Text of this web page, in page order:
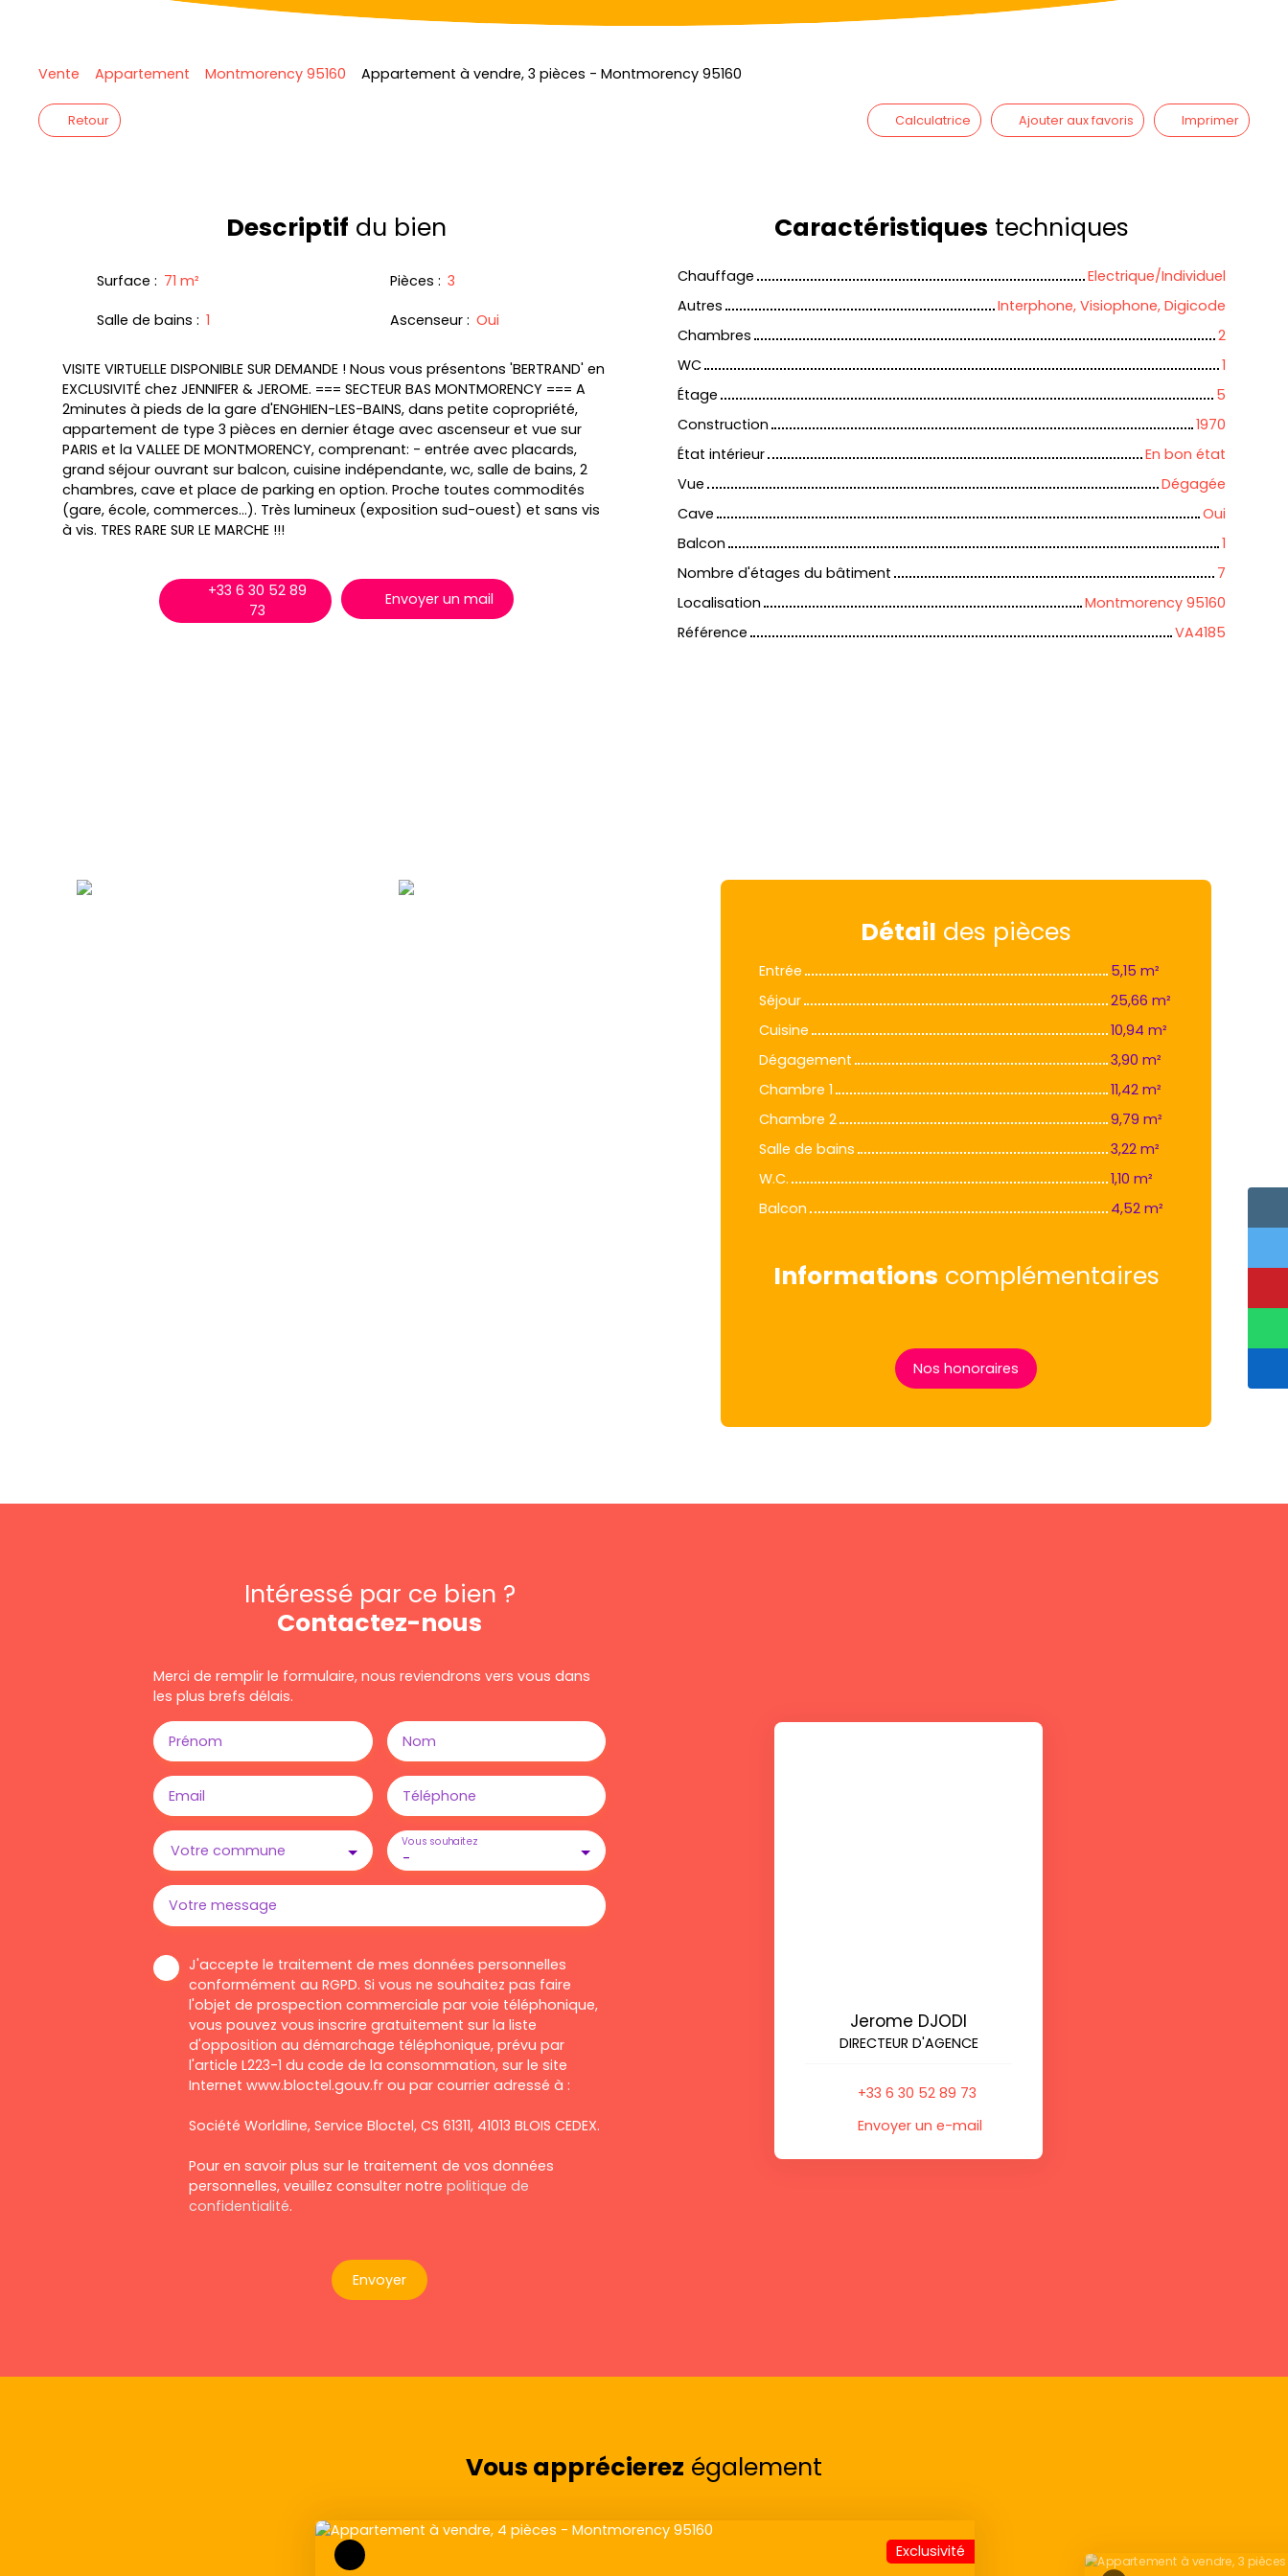
Vente Appartement Montmorency 95160 Appartement à vendre, 3 pièces - Montmorency 95160
Retour Calculatrice Ajouter aux favoris Imprimer
Descriptif du bien
Surface : 71 m² Pièces : 3
Salle de bains : 1 Ascenseur : Oui
VISITE VIRTUELLE DISPONIBLE SUR DEMANDE ! Nous vous présentons 'BERTRAND' en
EXCLUSIVITÉ chez JENNIFER & JEROME. === SECTEUR BAS MONTMORENCY === A
2minutes à pieds de la gare d'ENGHIEN-LES-BAINS, dans petite copropriété,
appartement de type 3 pièces en dernier étage avec ascenseur et vue sur
PARIS et la VALLEE DE MONTMORENCY, comprenant: - entrée avec placards,
grand séjour ouvrant sur balcon, cuisine indépendante, wc, salle de bains, 2
chambres, cave et place de parking en option. Proche toutes commodités
(gare, école, commerces...). Très lumineux (exposition sud-ouest) et sans vis
à vis. TRES RARE SUR LE MARCHE !!!
+33 6 30 52 89
73
Envoyer un mail
Caractéristiques techniques
Chauffage
Electrique/Individuel
Autres
Interphone, Visiophone, Digicode
Chambres
2
WC
1
Étage
5
Construction
1970
État intérieur
En bon état
Vue
Dégagée
Cave
Oui
Balcon
1
Nombre d'étages du bâtiment
7
Localisation
Montmorency 95160
Référence
VA4185
Détail des pièces
Entrée
5,15 m²
Séjour
25,66 m²
Cuisine
10,94 m²
Dégagement
3,90 m²
Chambre 1
11,42 m²
Chambre 2
9,79 m²
Salle de bains
3,22 m²
W.C.
1,10 m²
Balcon
4,52 m²
Informations complémentaires
Nos honoraires
Intéressé par ce bien ?
Contactez-nous
Merci de remplir le formulaire, nous reviendrons vers vous dans
les plus brefs délais.
Prénom Nom
Email Téléphone
Votre commune -
Vous souhaitez
Votre message
J'accepte le traitement de mes données personnelles
conformément au RGPD. Si vous ne souhaitez pas faire
l'objet de prospection commerciale par voie téléphonique,
vous pouvez vous inscrire gratuitement sur la liste
d'opposition au démarchage téléphonique, prévu par
l'article L223-1 du code de la consommation, sur le site
Internet www.bloctel.gouv.fr ou par courrier adressé à :
Société Worldline, Service Bloctel, CS 61311, 41013 BLOIS CEDEX.
Pour en savoir plus sur le traitement de vos données
personnelles, veuillez consulter notre politique de
confidentialité.
Envoyer
Jerome DJODI
DIRECTEUR D'AGENCE
+33 6 30 52 89 73
Envoyer un e-mail
Vous apprécierez également
Exclusivité